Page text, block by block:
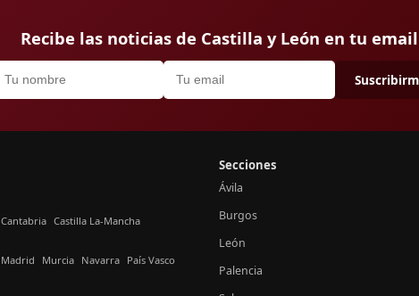
Recibe las noticias de Castilla y León en tu email
Cantabria Castilla La-Mancha
Madrid Murcia Navarra País Vasco
Secciones
Ávila
Burgos
León
Palencia